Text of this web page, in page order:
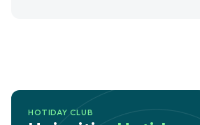
HOTIDAY CLUB